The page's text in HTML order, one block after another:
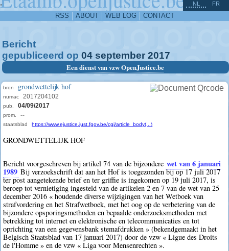
-
RSS ABOUT WEB LOG CONTACT
NL FR
Bericht
gepubliceerd op 04 september 2017
Een dienst van vzw OpenJustice.be
bron grondwettelijk hof
numac 2017204102
pub. 04/09/2017
prom. --
staatsblad https://www.ejustice.just.fgov.be/cgi/article_body(...)
GRONDWETTELIJK HOF
Bericht voorgeschreven bij artikel 74 van de bijzondere wet van 6 januari
1989 Bij verzoekschrift dat aan het Hof is toegezonden bij op 17 juli 2017
ter post aangetekende brief en ter griffie is ingekomen op 19 juli 2017, is
beroep tot vernietiging ingesteld van de artikelen 2 en 7 van de wet van 25
december 2016 « houdende diverse wijzigingen van het Wetboek van
strafvordering en het Strafwetboek, met het oog op de verbetering van de
bijzondere opsporingsmethoden en bepaalde onderzoeksmethoden met
betrekking tot internet en elektronische en telecommunicaties en tot
oprichting van een gegevensbank stemafdrukken » (bekendgemaakt in het
Belgisch Staatsblad van 17 januari 2017) door de vzw « Ligue des Droits
de l'Homme » en de vzw « Liga voor Mensenrechten ».
^